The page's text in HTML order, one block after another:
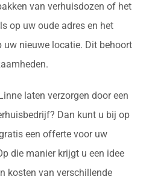
van verhuisdozen of het
op uw oude adres en het
uw nieuwe locatie. Dit behoort
laten verzorgen door een
Dan kunt u bij op
een offerte voor uw
die manier krijgt u een idee
kosten van verschillende